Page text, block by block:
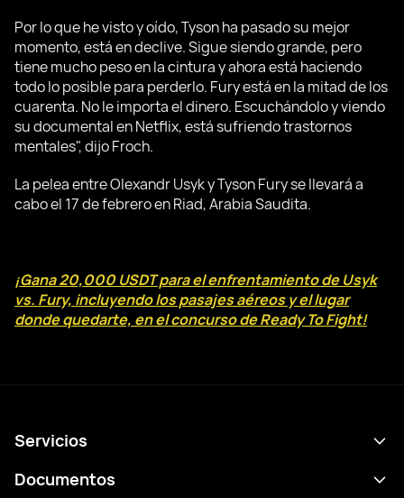
Por lo que he visto y oído, Tyson ha pasado su mejor
momento, está en declive. Sigue siendo grande, pero
tiene mucho peso en la cintura y ahora está haciendo
todo lo posible para perderlo. Fury está en la mitad de los
cuarenta. No le importa el dinero. Escuchándolo y viendo
su documental en Netflix, está sufriendo trastornos
mentales", dijo Froch.
La pelea entre Olexandr Usyk y Tyson Fury se llevará a
cabo el 17 de febrero en Riad, Arabia Saudita.
¡Gana 20,000 USDT para el enfrentamiento de Usyk
vs. Fury, incluyendo los pasajes aéreos y el lugar
donde quedarte, en el concurso de Ready To Fight!
Servicios
Calendario
Documentos